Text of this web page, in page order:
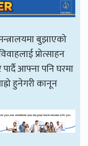
बुझाएको
प्रोत्साहन
आफ्ना पनि घरमा
हुनेगरी कानून